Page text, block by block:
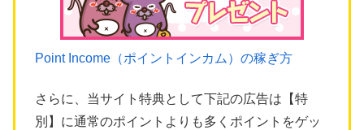
Point Income（ポイントインカム）の稼ぎ方
さらに、当サイト特典として下記の広告は【特
別】に通常のポイントよりも多くポイントをゲッ